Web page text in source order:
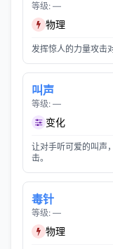
等级: —
物理
发挥惊人的力量攻击
叫声
等级: —
变化
让对手听可爱的叫声
击。
毒针
等级: —
物理